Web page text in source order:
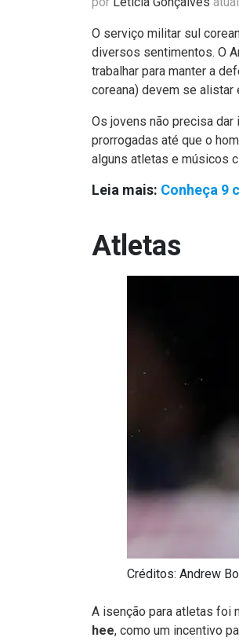
O serviço militar sul
diversos sentimentos. O
trabalhar para manter a
coreana) devem se
Os jovens não precisa
prorrogadas até que o
alguns atletas e músicos
Leia mais: Conheça 9
Atletas
Créditos: Andrew
A isenção para atletas foi
hee, como um incentivo